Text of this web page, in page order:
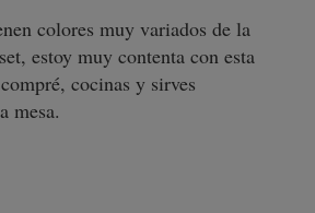
colores muy variados de la
estoy muy contenta con esta
cocinas y sirves
mesa.